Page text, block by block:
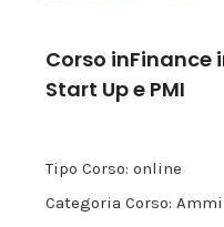
Corso
Start Up e PMI
Tipo Corso: online
Categoria Corso: